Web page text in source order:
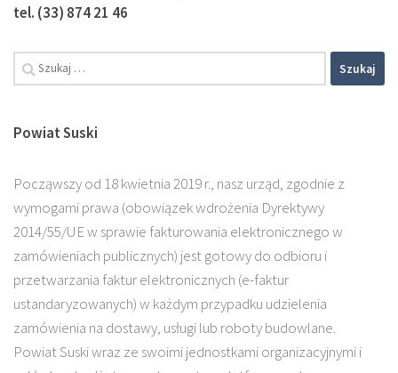
tel. (33) 874 21 46
Szukaj:
Powiat Suski
Począwszy od 18 kwietnia 2019 r., nasz urząd, zgodnie z
wymogami prawa (obowiązek wdrożenia Dyrektywy
2014/55/UE w sprawie fakturowania elektronicznego w
zamówieniach publicznych) jest gotowy do odbioru i
przetwarzania faktur elektronicznych (e-faktur
ustandaryzowanych) w każdym przypadku udzielenia
zamówienia na dostawy, usługi lub roboty budowlane.
Powiat Suski wraz ze swoimi jednostkami organizacyjnymi i